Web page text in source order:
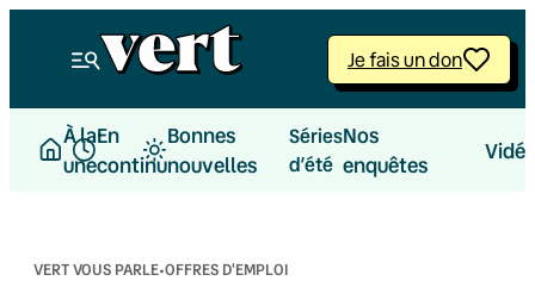
Je fais un don
À la
une
En
continu
Bonnes
nouvelles
Séries
d’été
Nos
enquêtes
VERT VOUS PARLE·OFFRES D'EMPLOI